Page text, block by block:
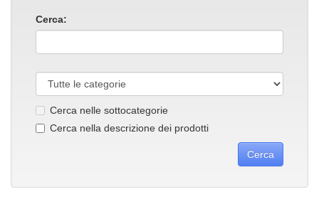
Cerca:
Cerca nelle sottocategorie
Cerca nella descrizione dei prodotti